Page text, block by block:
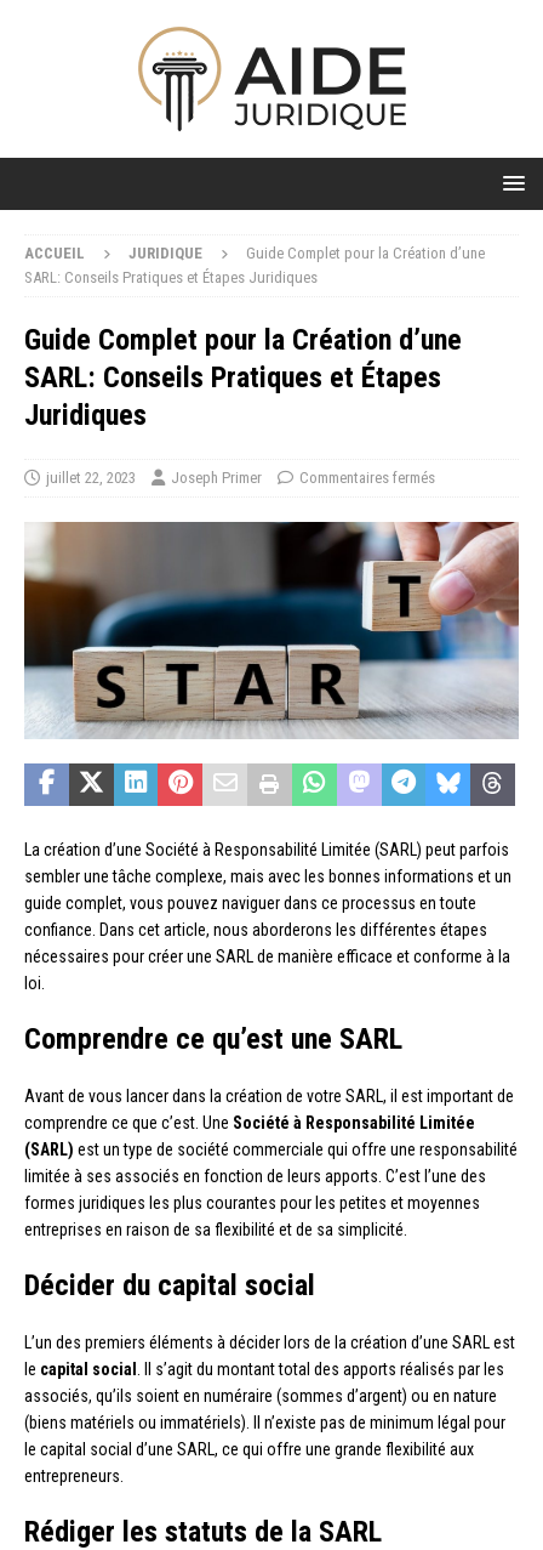
ACCUEIL JURIDIQUE
Guide Complet pour la Création d’une
SARL: Conseils Pratiques et Étapes Juridiques
Guide Complet pour la Création d’une
SARL: Conseils Pratiques et Étapes
Juridiques
juillet 22, 2023 Joseph Primer Commentaires fermés
La création d’une Société à Responsabilité Limitée (SARL) peut parfois
sembler une tâche complexe, mais avec les bonnes informations et un
guide complet, vous pouvez naviguer dans ce processus en toute
confiance. Dans cet article, nous aborderons les différentes étapes
nécessaires pour créer une SARL de manière efficace et conforme à la
loi.
Comprendre ce qu’est une SARL
Avant de vous lancer dans la création de votre SARL, il est important de
comprendre ce que c’est. Une Société à Responsabilité Limitée
(SARL) est un type de société commerciale qui offre une responsabilité
limitée à ses associés en fonction de leurs apports. C’est l’une des
formes juridiques les plus courantes pour les petites et moyennes
entreprises en raison de sa flexibilité et de sa simplicité.
Décider du capital social
L’un des premiers éléments à décider lors de la création d’une SARL est
le capital social
. Il s’agit du montant total des apports réalisés par les
associés, qu’ils soient en numéraire (sommes d’argent) ou en nature
(biens matériels ou immatériels). Il n’existe pas de minimum légal pour
le capital social d’une SARL, ce qui offre une grande flexibilité aux
entrepreneurs.
Rédiger les statuts de la SARL